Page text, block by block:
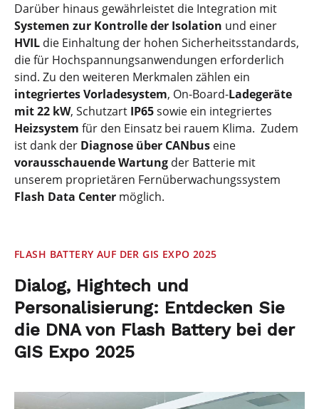
Darüber hinaus gewährleistet die Integration mit
Systemen zur Kontrolle der Isolation und einer
HVIL die Einhaltung der hohen Sicherheitsstandards,
die für Hochspannungsanwendungen erforderlich
sind. Zu den weiteren Merkmalen zählen ein
integriertes Vorladesystem, On-Board-Ladegeräte
mit 22 kW, Schutzart IP65sowie ein integriertes
Heizsystem für den Einsatz bei rauem Klima. Zudem
ist dank der Diagnose über CANbus eine
vorausschauende Wartung der Batterie mit
unserem proprietären Fernüberwachungssystem
Flash Data Center möglich.
FLASH BATTERY AUF DER GIS EXPO 2025
Dialog, Hightech und
Personalisierung: Entdecken Sie
die DNA von Flash Battery bei der
GIS Expo 2025